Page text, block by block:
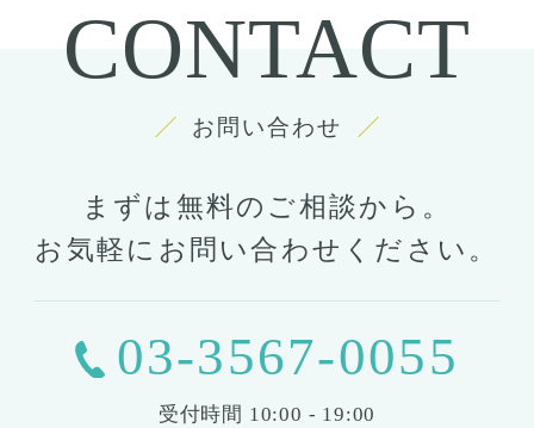
CONTACT
お問い合わせ
まずは無料のご相談から。
お気軽にお問い合わせください。
03-3567-0055
受付時間 10:00 - 19:00